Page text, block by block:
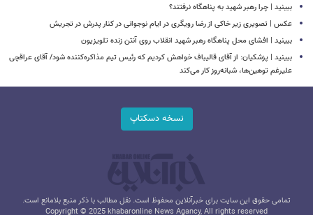
ببینید | چرا رهبر شهید به پناهگاه نرفتند؟
عکس | تصویری زیر خاکی از رضا رویگری در ایام نوجوانی در کنار پدرش در تجریش
ببینید | افشای محل پناهگاه‌ رهبر شهید انقلاب روی آنتن زنده تلویزیون
ببینید | پزشکیان: از آقای قالیباف خواهش کردیم که رئیس تیم مذاکره‌کننده شود/ آقای عراقچی
علیرغم توهین‌ها، شبانه‌روز کار می‌کند
نسخه دسکتاپ
تمامی حقوق این سایت برای خبرآنلاین محفوظ است. نقل مطالب با ذکر منبع بلامانع است.
Copyright © 2025 khabaronline News Agancy, All rights reserved